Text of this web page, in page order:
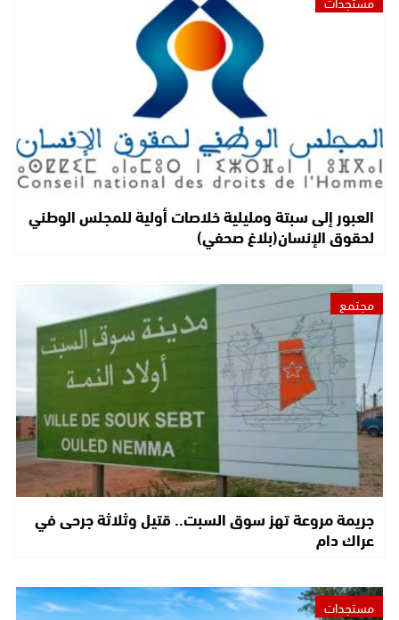
العبور إلى سبتة ومليلية خلاصات أولية للمجلس الوطني
لحقوق الإنسان(بلاغ صحفي)
مجتمع
جريمة مروعة تهز سوق السبت.. قتيل وثلاثة جرحى في
عراك دام
مستجدات